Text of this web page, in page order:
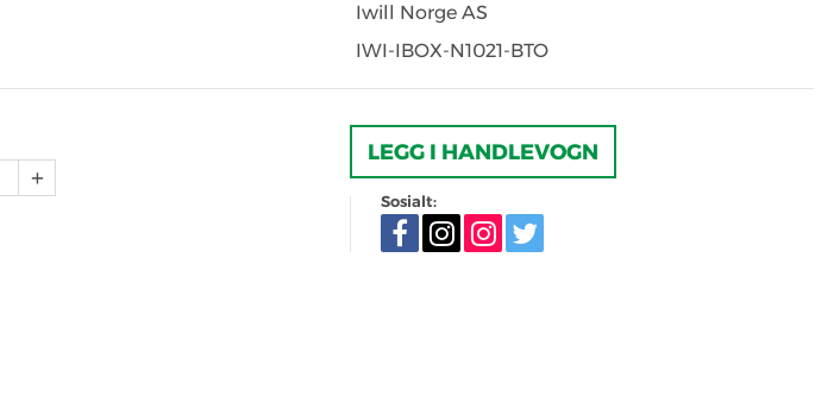
Iwill Norge AS
IWI-IBOX-N1021-BTO
LEGG I HANDLEVOGN
Sosialt: